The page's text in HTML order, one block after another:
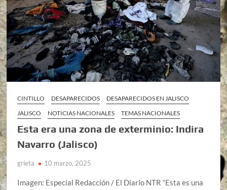
CINTILLO DESAPARECIDOS
DESAPARECIDOS EN JALISCO
JALISCO
NOTICIAS NACIONALES TEMAS NACIONALES
Esta era una zona de exterminio: Indira
Navarro (Jalisco)
grieta 10 marzo, 2025
Imagen: Especial Redacción / El Diario NTR “Esta es una